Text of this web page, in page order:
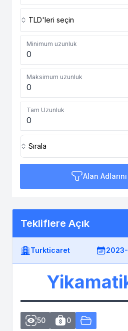
TLD'leri seçin
Minimum uzunluk
Maksimum uzunluk
Tam Uzunluk
Sırala
Alan
Tekliflere Açık
Turkticaret
50 0